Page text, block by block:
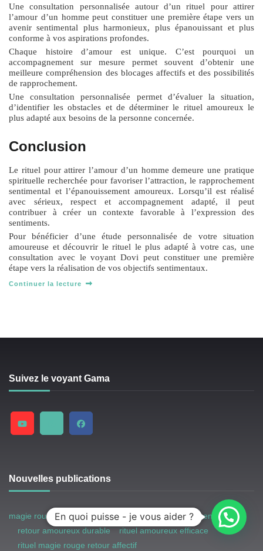
Une consultation personnalisée autour d’unrituel pour attirer
l’amour d’un homme peut constituer une première étape vers un
avenir sentimental plus harmonieux, plus épanouissant et plus
conforme à vos aspirations profondes.
Chaque histoire d’amour est unique. C’est pourquoi un
accompagnement sur mesure permet souvent d’obtenir une
meilleure compréhension des blocages affectifs et des possibilités
de rapprochement.
Une consultation personnalisée permet d’évaluer la situation,
d’identifier les obstacles et de déterminer le rituel amoureux le
plus adapté aux besoins de la personne concernée.
Conclusion
Le rituel pour attirer l’amour d’un homme demeure une pratique
spirituelle recherchée pour favoriser l’attraction, le rapprochement
sentimental et l’épanouissement amoureux. Lorsqu’il est réalisé
avec sérieux, respect et accompagnement adapté, il peut
contribuer à créer un contexte favorable à l’expression des
sentiments.
Pour bénéficier d’une étude personnalisée de votre situation
amoureuse et découvrir le rituel le plus adapté à votre cas, une
consultation avec le voyant Dovi peut constituer une première
étape vers la réalisation de vos objectifs sentimentaux.
Continuer la lecture
Suivez le voyant Gama
Nouvelles publications
magie rouge retour amoureux
magie rouge sentimentale
retour amoureux durable
rituel amoureux efficace
rituel magie rouge retour affectif
En quoi puisse - je vous aider ?